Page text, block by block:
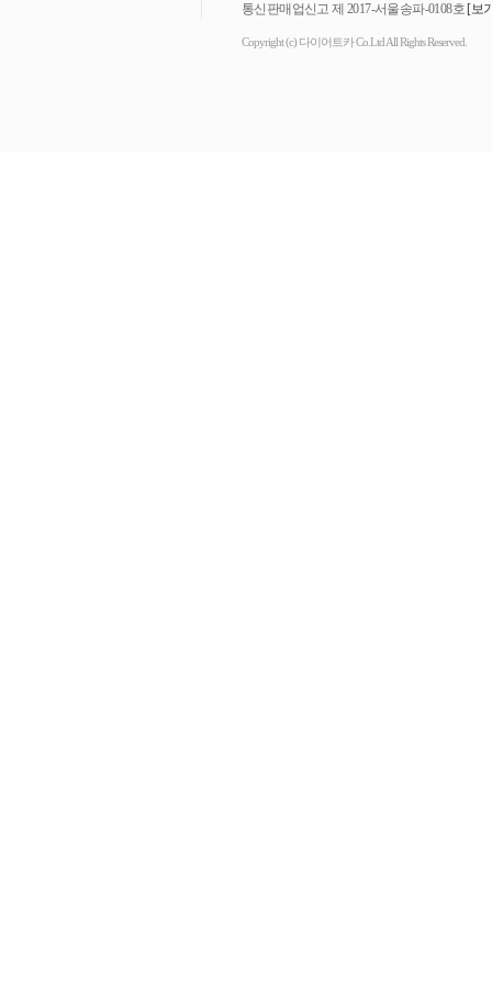
통신판매업신고 제 2017-서울송파-0108호 [보
Copyright (c) 다이어트카 Co.Ltd All Rights Reserved.